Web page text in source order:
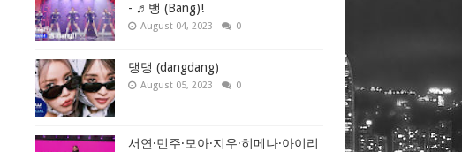
- ♬뱅 (Bang)!
August 04, 2023 0
댕댕 (dangdang)
August 05, 2023 0
서연·민주·모아·지우·히메나·아이리